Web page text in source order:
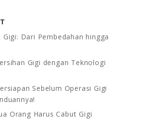
Dari Pembedahan hingga
Gigi dengan Teknologi
Sebelum Operasi Gigi
Orang Harus Cabut Gigi